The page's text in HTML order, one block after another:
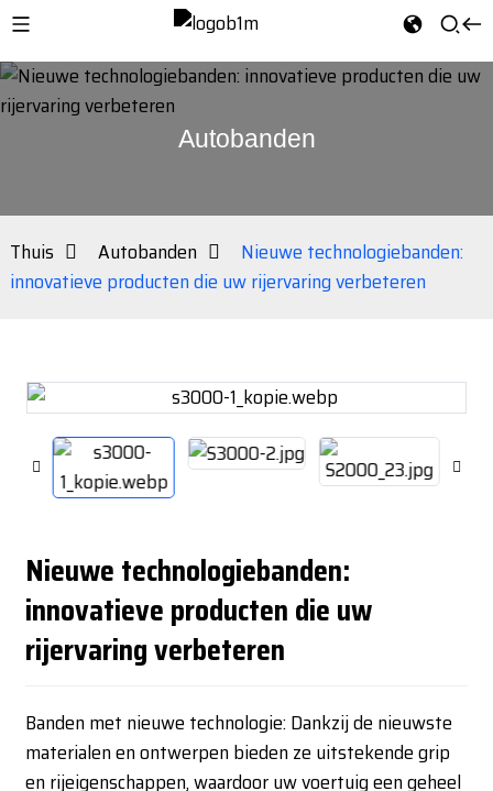
Autobanden
Thuis Autobanden
Nieuwe technologiebanden:
innovatieve producten die uw rijervaring verbeteren
Nieuwe technologiebanden:
innovatieve producten die uw
rijervaring verbeteren
Banden met nieuwe technologie: Dankzij de nieuwste
materialen en ontwerpen bieden ze uitstekende grip
en rijeigenschappen, waardoor uw voertuig een geheel